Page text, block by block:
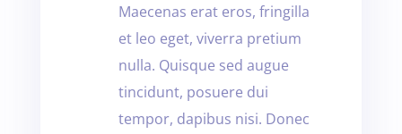
Maecenas erat eros, fringilla
et leo eget, viverra pretium
nulla. Quisque sed augue
tincidunt, posuere dui
tempor, dapibus nisi. Donec